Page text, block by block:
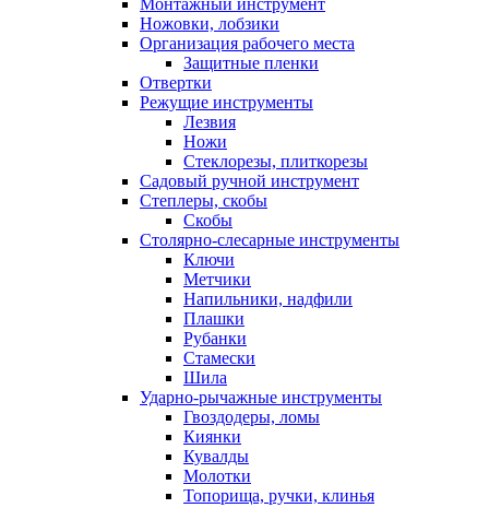
Ножовки, лобзики
Организация рабочего места
Защитные пленки
Отвертки
Режущие инструменты
Лезвия
Ножи
Стеклорезы, плиткорезы
Садовый ручной инструмент
Степлеры, скобы
Скобы
Столярно-слесарные инструменты
Ключи
Метчики
Напильники, надфили
Плашки
Рубанки
Стамески
Шила
Ударно-рычажные инструменты
Гвоздодеры, ломы
Киянки
Кувалды
Молотки
Топорища, ручки, клинья